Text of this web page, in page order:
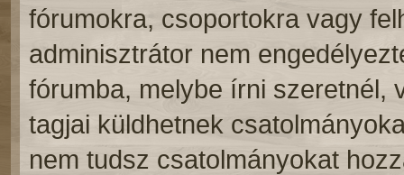
fórumokra, csoportokra vagy
adminisztrátor nem
fórumba, melybe írni szeretnél,
tagjai küldhetnek
nem tudsz csatolmányokat